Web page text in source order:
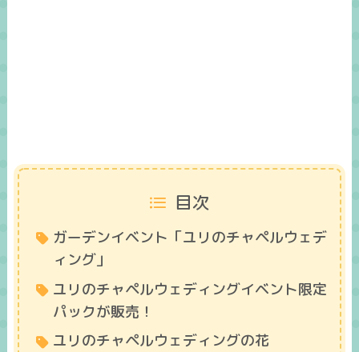
目次
ガーデンイベント「ユリのチャペルウェデ
ィング」
ユリのチャペルウェディングイベント限定
パックが販売！
ユリのチャペルウェディングの花